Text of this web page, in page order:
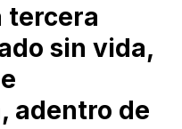
tercera
sin vida,
adentro de